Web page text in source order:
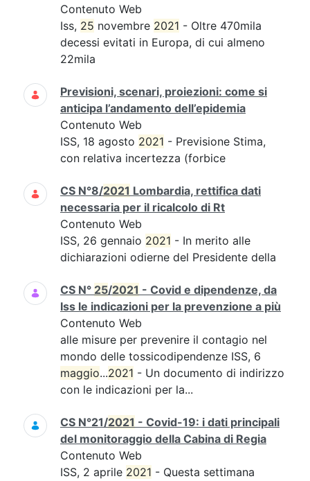
Contenuto Web
Iss, 25 novembre 2021 - Oltre 470mila
decessi evitati in Europa, di cui almeno
22mila
Previsioni, scenari, proiezioni: come si
anticipa l’andamento dell’epidemia
Contenuto Web
ISS, 18 agosto 2021 - Previsione Stima,
con relativa incertezza (forbice
CS N°8/2021 Lombardia, rettifica dati
necessaria per il ricalcolo di Rt
Contenuto Web
ISS, 26 gennaio 2021 - In merito alle
dichiarazioni odierne del Presidente della
CS N° 25/2021 - Covid e dipendenze, da
Iss le indicazioni per la prevenzione a più
Contenuto Web
alle misure per prevenire il contagio nel
mondo delle tossicodipendenze ISS, 6
maggio...2021 - Un documento di indirizzo
con le indicazioni per la...
CS N°21/2021 - Covid-19: i dati principali
del monitoraggio della Cabina di Regia
Contenuto Web
ISS, 2 aprile 2021 - Questa settimana